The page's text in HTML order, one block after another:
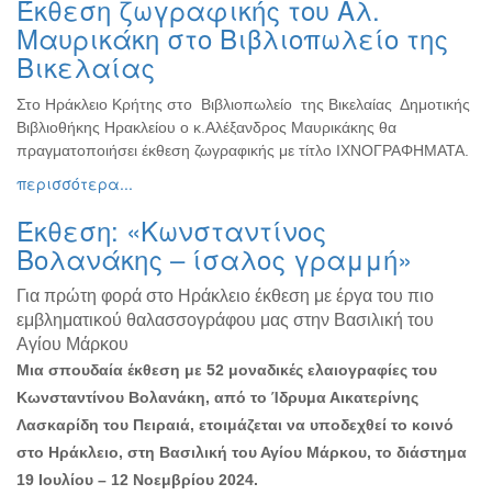
Ζωγραφική
Φωτογραφία
Τραγούδι
Μουσική
Κινηματογράφος
Χορός
Παζάρι
Ειδών
Συνέδρια
Ημερίδες
Διημερίδες
Σεμινάρια-
Διαλέξεις-
Ομιλίες
Διάφορες
Έκθεση ζωγραφικής του Αλ.
Μαυρικάκη στο Βιβλιοπωλείο της
Βικελαίας
Στο Ηράκλειο Κρήτης στο Βιβλιοπωλείο της Βικελαίας Δημοτικής
Βιβλιοθήκης Ηρακλείου ο κ.Αλέξανδρος Μαυρικάκης θα
πραγματοποιήσει έκθεση ζωγραφικής με τίτλο ΙΧΝΟΓΡΑΦΗΜΑΤΑ.
περισσότερα...
Έκθεση: «Κωνσταντίνος
Βολανάκης – ίσαλος γραμμή»
Για πρώτη φορά στο Ηράκλειο έκθεση με έργα του πιο
εμβληματικού θαλασσογράφου μας στην Βασιλική του
Αγίου Μάρκου
Μια σπουδαία έκθεση με 52 μοναδικές ελαιογραφίες του
Κωνσταντίνου Βολανάκη, από το Ίδρυμα Αικατερίνης
Λασκαρίδη του Πειραιά, ετοιμάζεται να υποδεχθεί το κοινό
στο Ηράκλειο, στη Βασιλική του Αγίου Μάρκου, το διάστημα
19 Ιουλίου – 12 Νοεμβρίου 2024.